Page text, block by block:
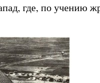
где, по учению